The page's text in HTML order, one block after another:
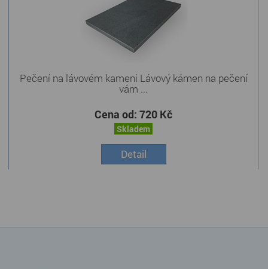
Pečení na lávovém kameni Lávový kámen na pečení
vám ...
Cena od: 720 Kč
Skladem
Detail